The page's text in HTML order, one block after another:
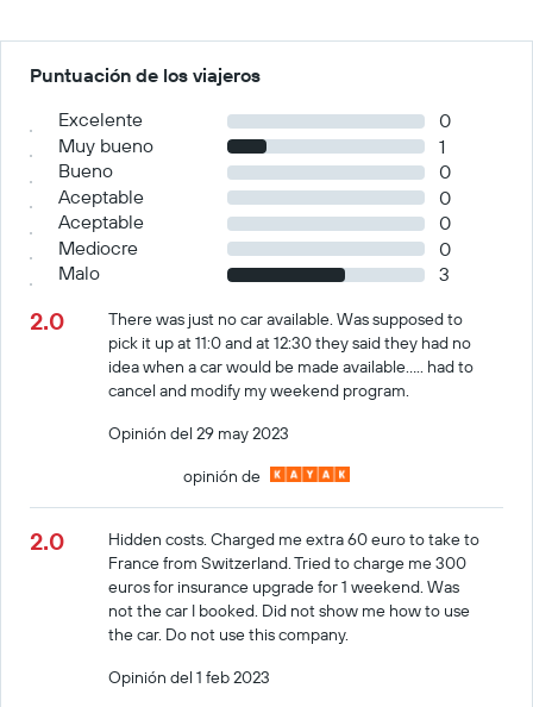
Puntuación de los viajeros
Excelente
0
Muy bueno
1
Bueno
0
Aceptable
0
Aceptable
0
Mediocre
0
Malo
3
2.0
There was just no car available. Was supposed to
pick it up at 11:0 and at 12:30 they said they had no
idea when a car would be made available….. had to
cancel and modify my weekend program.
Opinión del 29 may 2023
opinión de
2.0
Hidden costs. Charged me extra 60 euro to take to
France from Switzerland. Tried to charge me 300
euros for insurance upgrade for 1 weekend. Was
not the car I booked. Did not show me how to use
the car. Do not use this company.
Opinión del 1 feb 2023